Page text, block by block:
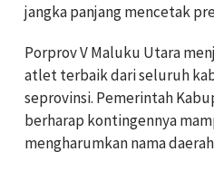
jangka panjang mencetak
Porprov V Maluku Utara
atlet terbaik dari seluruh
seprovinsi. Pemerintah
berharap kontingennya
mengharumkan nama